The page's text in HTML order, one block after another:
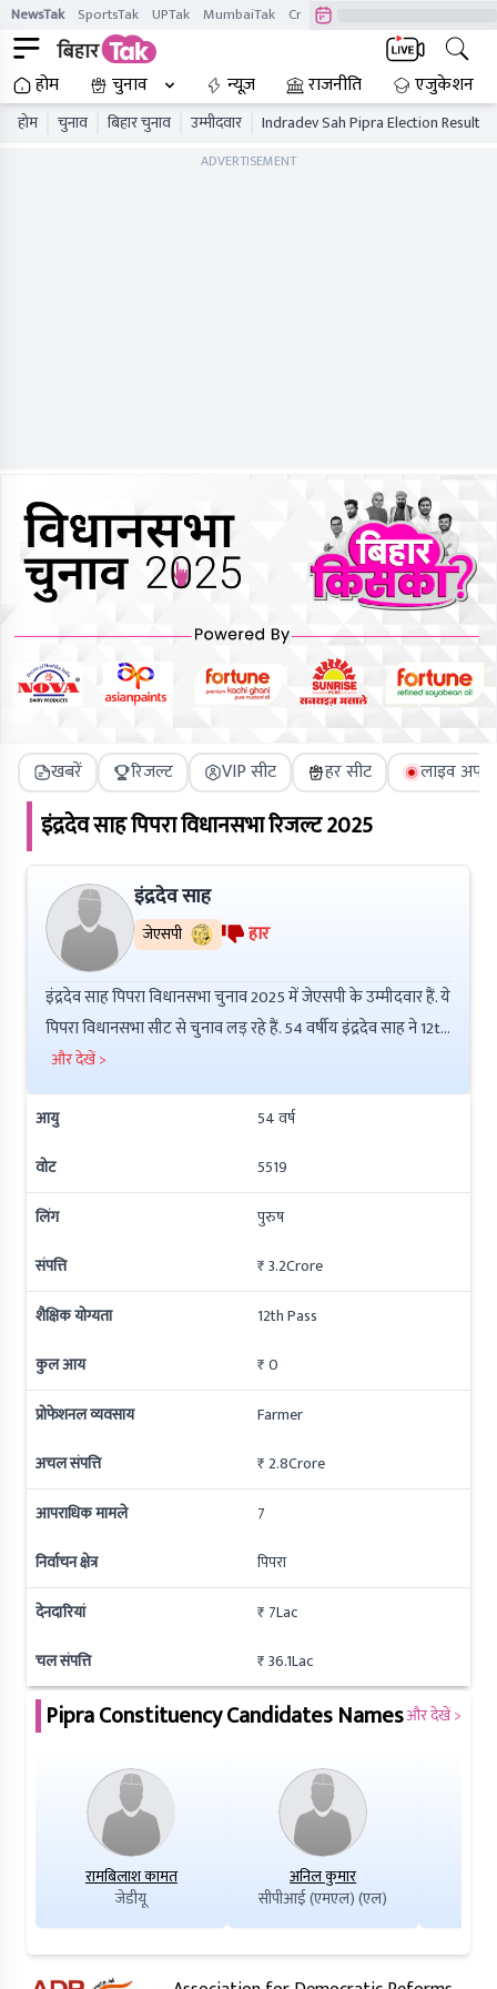
NewsTak SportsTak UPTak MumbaiTak CrimeTak
होम चुनाव न्यूज़ राजनीति एजुकेशन
होम चुनाव बिहार चुनाव उम्मीदवार Indradev Sah Pipra Election Result
ADVERTISEMENT
खबरें रिजल्ट VIP सीट हर सीट लाइव
इंद्रदेव साहपिपराविधानसभा रिजल्ट2025
इंद्रदेव साह
जेएसपी हार
इंद्रदेव साह पिपरा विधानसभा चुनाव 2025 में जेएसपी के उम्मीदवार हैं. ये
पिपरा विधानसभा सीट से चुनाव लड़ रहे हैं. 54 वर्षीय इंद्रदेव साह ने 12th
Pass की है इनकी कुल संपत्ति ₹ 0 है. इनके ऊपर ₹ 7Lac की देनदारी है.
इनके ऊपर आपराधिक मामले 7 हैं.
और देखें >
आयु 54वर्ष
वोट
5519
लिंग
पुरुष
संपत्ति
₹ 3.2Crore
शैक्षिक योग्यता
12th Pass
कुल आय
₹ 0
प्रोफेशनल व्यवसाय
Farmer
अचल संपत्ति
₹ 2.8Crore
आपराधिक मामले
7
निर्वाचन क्षेत्र
पिपरा
देनदारियां
₹ 7Lac
चल संपत्ति
₹ 36.1Lac
PipraConstituency Candidates Namesऔर देखें >
रामबिलाश कामत
जेडीयू
अनिल कुमार
सीपीआई (एमएल) (एल)